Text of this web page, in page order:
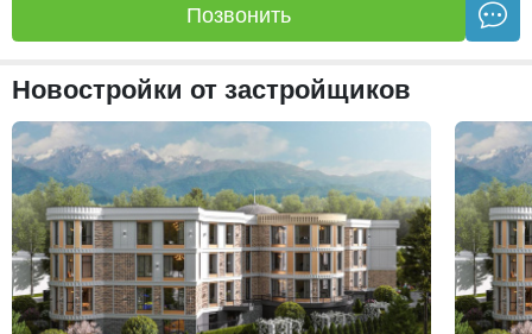
Позвонить
Новостройки от застройщиков